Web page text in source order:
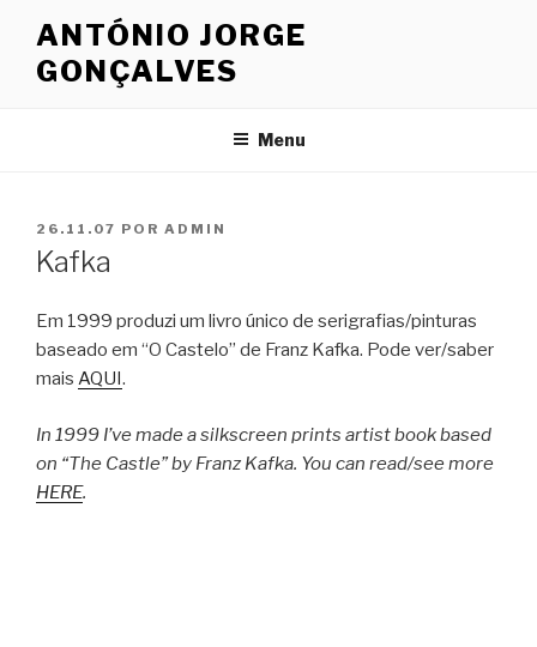
ANTÓNIO JORGE
GONÇALVES
Menu
PUBLICADO
EM
26.11.07 POR ADMIN
Kafka
Em 1999 produzi um livro único de serigrafias/pinturas
baseado em “O Castelo” de Franz Kafka. Pode ver/saber
mais AQUI.
In 1999 I’ve made a silkscreen prints artist book based
on “The Castle” by Franz Kafka. You can read/see more
HERE.